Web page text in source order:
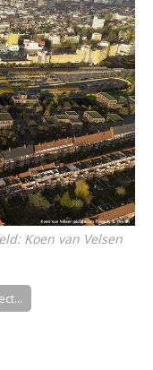
Koen van Velsen